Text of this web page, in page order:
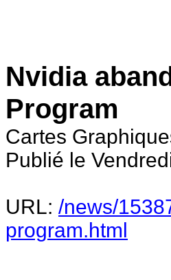
Nvidia
Program
Cartes
Publié le
URL: /news/
program.html